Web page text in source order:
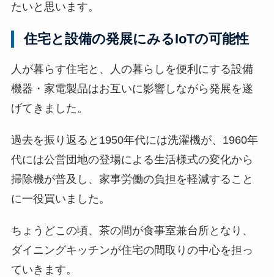
たいと思います。
住宅と設備の発展にみるIoTの可能性
人が暮らす住宅と、人の暮らしを便利にする設備
機器・家電製品はお互いに影響しながら発展を遂
げてきました。
過去を振り返ると1950年代には洗濯機が、1960年
代には公営団地の登場による生活様式の変化から
掃除機が普及し、家事労働の負担を軽減すること
に一役買いました。
ちょうどこの頃、茶の間が食事室兼台所となり、
ダイニングキッチンが住宅の間取りの中心を担っ
ていきます。